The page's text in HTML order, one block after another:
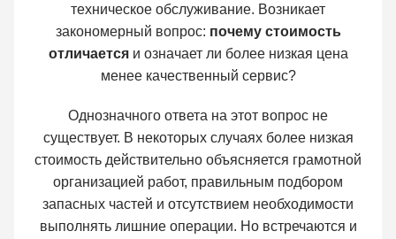
техническое обслуживание. Возникает
закономерный вопрос: почему стоимость
отличаетсяи означает ли более низкая цена
менее качественный сервис?
Однозначного ответа на этот вопрос не
существует. В некоторых случаях более низкая
стоимость действительно объясняется грамотной
организацией работ, правильным подбором
запасных частей и отсутствием необходимости
выполнять лишние операции. Но встречаются и